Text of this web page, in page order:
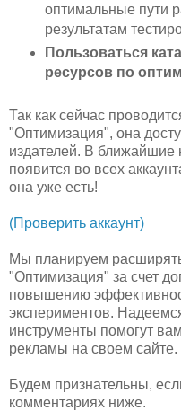
оптимальные пути
результатам
Пользоваться
ресурсов по
Так как сейчас
"Оптимизация", она
издателей. В ближайшие
появится во всех
она уже есть!
(Проверить аккаунт)
Мы планируем
"Оптимизация" за счет
повышению
экспериментов.
инструменты помогут
рекламы на своем сайте.
Будем признательны,
комментариях ниже.